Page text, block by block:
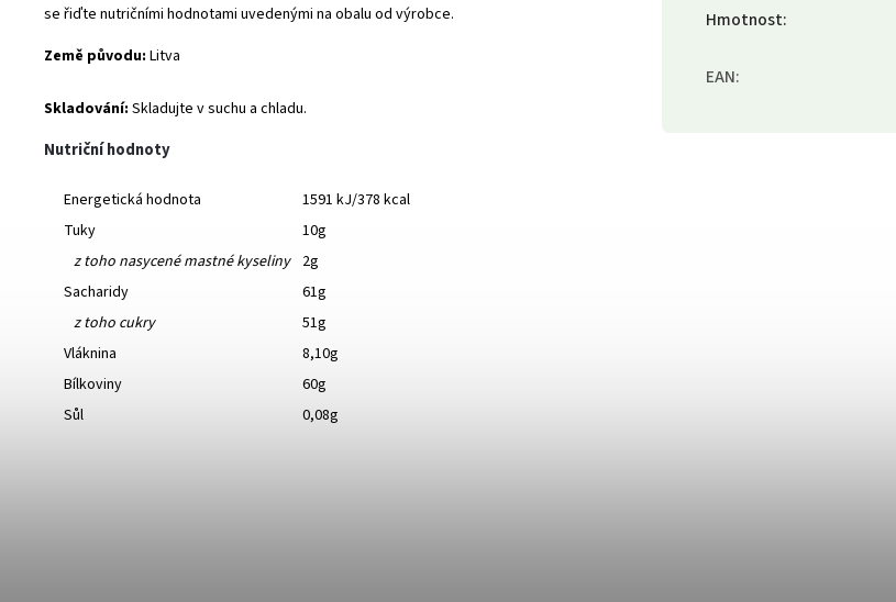
se řiďte nutričními hodnotami uvedenými na obalu od výrobce.
Země původu: Litva
Skladování: Skladujte v suchu a chladu.
Nutriční hodnoty
Energetická hodnota
1591 kJ/378 kcal
Tuky
10g
z toho nasycené mastné kyseliny 2g
Sacharidy
61g
z toho cukry
51g
Vláknina
8,10g
Bílkoviny
60g
Sůl
0,08g
Hmotnost:
EAN: